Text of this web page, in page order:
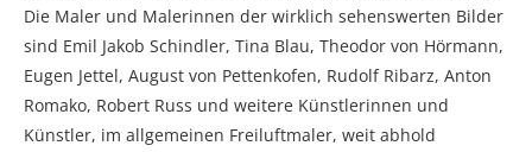
Die Maler und Malerinnen der wirklich sehenswerten Bilder
sind Emil Jakob Schindler, Tina Blau, Theodor von Hörmann,
Eugen Jettel, August von Pettenkofen, Rudolf Ribarz, Anton
Romako, Robert Russ und weitere Künstlerinnen und
Künstler, im allgemeinen Freiluftmaler, weit abhold